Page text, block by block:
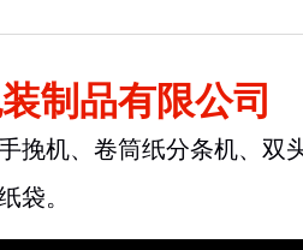
制品有限公司
挽机、卷筒纸分条机、双
袋。